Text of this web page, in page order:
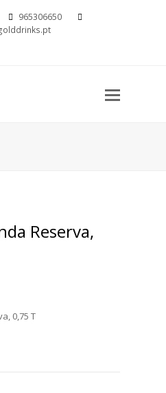
965306650
Open
Reserva,
0,75 T